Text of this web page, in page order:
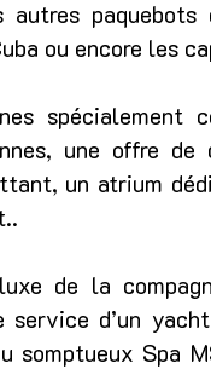
autres
ou encore les
spécialement
une offre
un atrium
de la
d’un
somptueux Spa